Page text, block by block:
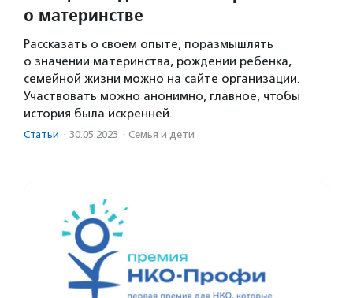
о материнстве
Рассказать о своем опыте, поразмышлять
о значении материнства, рождении ребенка,
семейной жизни можно на сайте организации.
Участвовать можно анонимно, главное, чтобы
история была искренней.
Статьи · 30.05.2023 · Семья и дети